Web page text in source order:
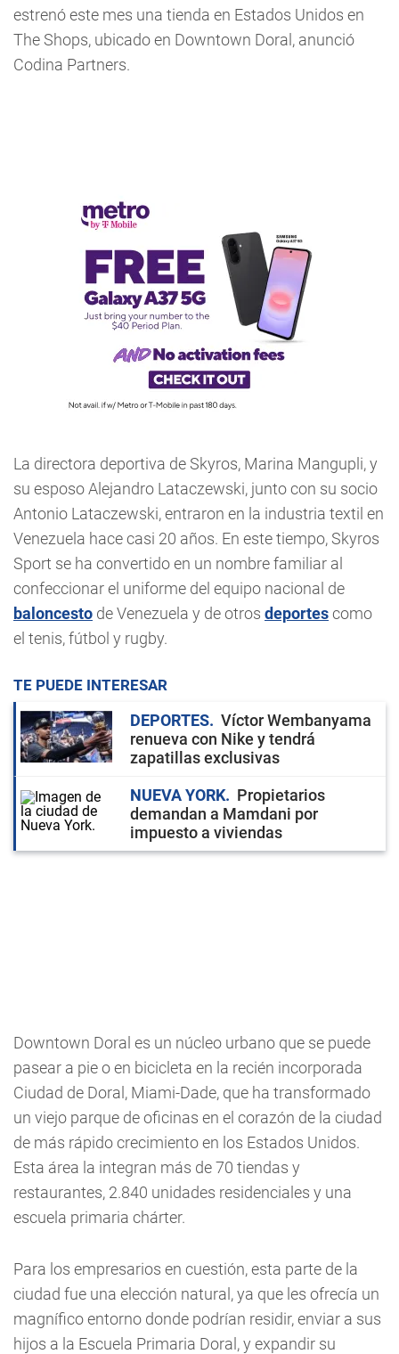
estrenó este mes una tienda en Estados Unidos en
The Shops, ubicado en Downtown Doral, anunció
Codina Partners.
La directora deportiva de Skyros, Marina Mangupli, y
su esposo Alejandro Lataczewski, junto con su socio
Antonio Lataczewski, entraron en la industria textil en
Venezuela hace casi 20 años. En este tiempo, Skyros
Sport se ha convertido en un nombre familiar al
confeccionar el uniforme del equipo nacional de
baloncesto de Venezuela y de otros deportescomo
el tenis, fútbol y rugby.
TE PUEDE INTERESAR
DEPORTES
Víctor Wembanyama
renueva con Nike y tendrá
zapatillas exclusivas
NUEVA YORK
Propietarios
demandan a Mamdani por
impuesto a viviendas
Downtown Doral es un núcleo urbano que se puede
pasear a pie o en bicicleta en la recién incorporada
Ciudad de Doral, Miami-Dade, que ha transformado
un viejo parque de oficinas en el corazón de la ciudad
de más rápido crecimiento en los Estados Unidos.
Esta área la integran más de 70 tiendas y
restaurantes, 2.840 unidades residenciales y una
escuela primaria chárter.
Para los empresarios en cuestión, esta parte de la
ciudad fue una elección natural, ya que les ofrecía un
magnífico entorno donde podrían residir, enviar a sus
hijos a la Escuela Primaria Doral, y expandir su